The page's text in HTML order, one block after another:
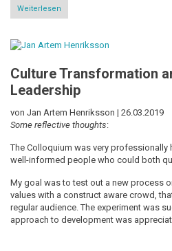
Weiterlesen
Leadership
Change
Maker
WIR-
Prozess
Culture Transformation
Leadership
von Jan Artem Henriksson | 26.03.2019
Some reflective thoughts:
The Colloquium was very professionally
well-informed people who could both
My goal was to test out a new process
values with a construct aware crowd,
regular audience. The experiment was
approach to development was